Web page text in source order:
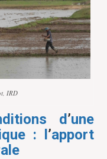
IRD
d’une
: l’apport